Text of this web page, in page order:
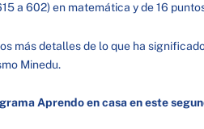
a 602) en matemática y de 16
más detalles de lo que ha
Minedu.
Aprendo en casa en este